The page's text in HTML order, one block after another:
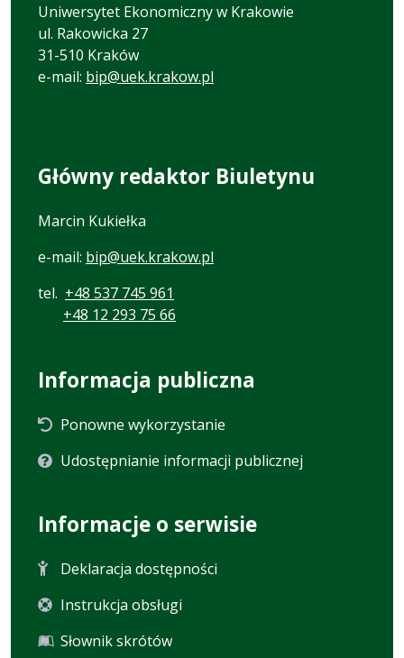
Uniwersytet Ekonomiczny w Krakowie
ul. Rakowicka 27
31-510 Kraków
e-mail: bip@uek.krakow.pl
Główny redaktor Biuletynu
Marcin Kukiełka
e-mail: bip@uek.krakow.pl
tel. +48 537 745 961
+48 12 293 75 66
Informacja publiczna
Ponowne wykorzystanie
Udostępnianie informacji publicznej
Informacje o serwisie
Deklaracja dostępności
Instrukcja obsługi
Słownik skrótów